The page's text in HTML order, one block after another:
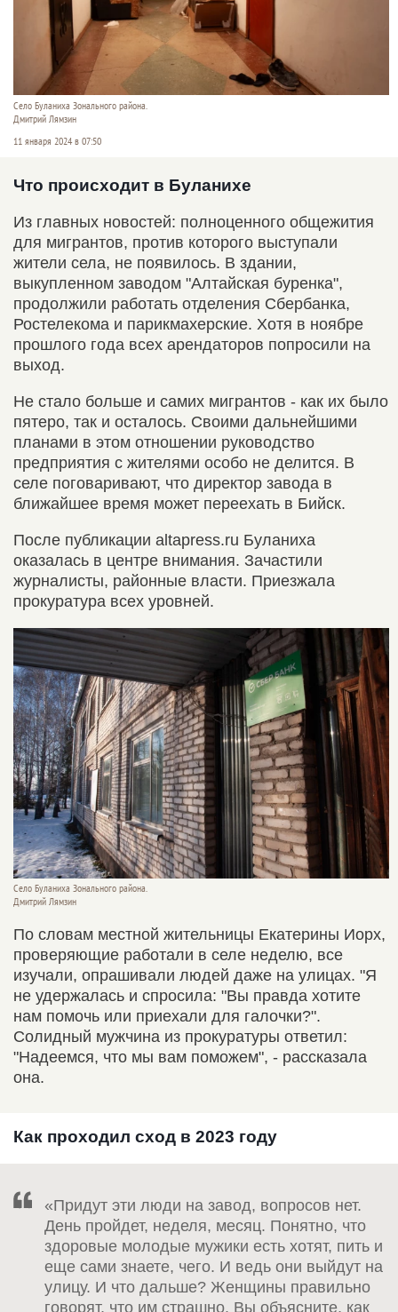
Село Буланиха Зонального района.
Дмитрий Лямзин
11 января 2024 в 07:50
Что происходит в Буланихе
Из главных новостей: полноценного общежития
для мигрантов, против которого выступали
жители села, не появилось. В здании,
выкупленном заводом "Алтайская буренка",
продолжили работать отделения Сбербанка,
Ростелекома и парикмахерские. Хотя в ноябре
прошлого года всех арендаторов попросили на
выход.
Не стало больше и самих мигрантов - как их было
пятеро, так и осталось. Своими дальнейшими
планами в этом отношении руководство
предприятия с жителями особо не делится. В
селе поговаривают, что директор завода в
ближайшее время может переехать в Бийск.
После публикации altapress.ru Буланиха
оказалась в центре внимания. Зачастили
журналисты, районные власти. Приезжала
прокуратура всех уровней.
Село Буланиха Зонального района.
Дмитрий Лямзин
По словам местной жительницы Екатерины Иорх,
проверяющие работали в селе неделю, все
изучали, опрашивали людей даже на улицах. "Я
не удержалась и спросила: "Вы правда хотите
нам помочь или приехали для галочки?".
Солидный мужчина из прокуратуры ответил:
"Надеемся, что мы вам поможем", - рассказала
она.
Как проходил сход в 2023 году
«Придут эти люди на завод, вопросов нет.
День пройдет, неделя, месяц. Понятно, что
здоровые молодые мужики есть хотят, пить и
еще сами знаете, чего. И ведь они выйдут на
улицу. И что дальше? Женщины правильно
говорят, что им страшно. Вы объясните, как